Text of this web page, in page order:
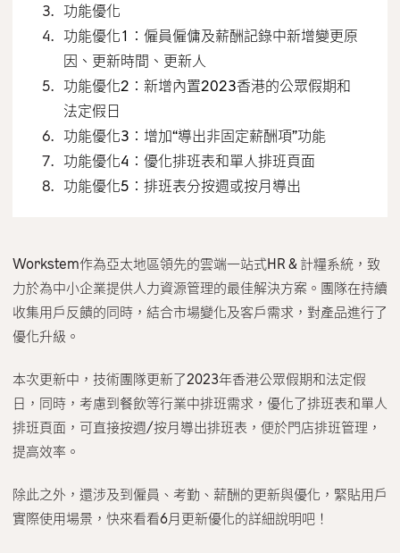
功能優化
功能優化1：僱員僱傭及薪酬記錄中新增變更原
因、更新時間、更新人
功能優化2：新增內置2023香港的公眾假期和
法定假日
功能優化3：增加“導出非固定薪酬項”功能
功能優化4：優化排班表和單人排班頁面
功能優化5：排班表分按週或按月導出
Workstem作為亞太地區領先的雲端一站式HR & 計糧系統，致
力於為中小企業提供人力資源管理的最佳解決方案。團隊在持續
收集用戶反饋的同時，結合市場變化及客戶需求，對產品進行了
優化升級。
本次更新中，技術團隊更新了2023年香港公眾假期和法定假
日，同時，考慮到餐飲等行業中排班需求，優化了排班表和單人
排班頁面，可直接按週/按月導出排班表，便於門店排班管理，
提高效率。
除此之外，還涉及到僱員、考勤、薪酬的更新與優化，緊貼用戶
實際使用場景，快來看看6月更新優化的詳細說明吧！